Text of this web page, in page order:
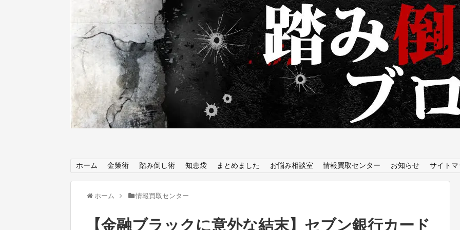
ホーム 金策術 踏み倒し術 知恵袋 まとめました お悩み相談室 情報買取センター お知らせ サイトマ
ホーム 情報買取センター
【金融ブラックに意外な結末】セブン銀行カード